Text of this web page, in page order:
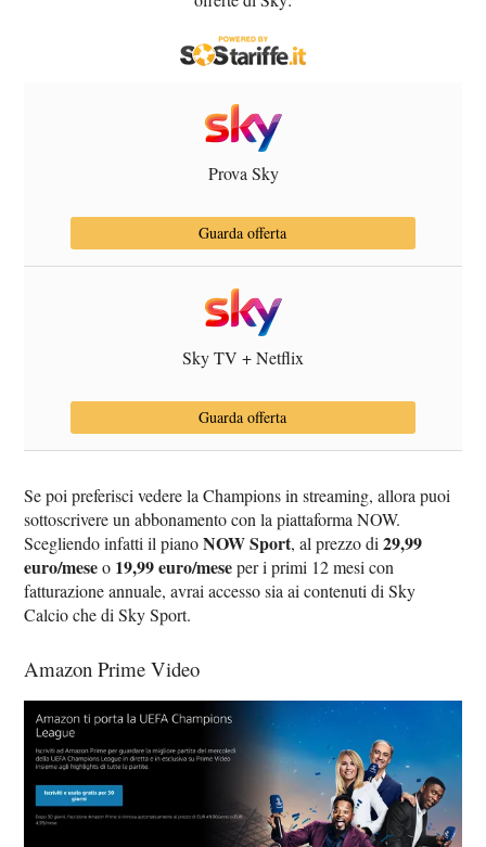
Prova Sky
Guarda offerta
Sky TV + Netflix
Guarda offerta
Se poi preferisci vedere la Champions in streaming, allora puoi
sottoscrivere un abbonamento con la piattaforma NOW.
Scegliendo infatti il pianoNOW Sport, al prezzo di29,99
euro/meseo 19,99 euro/meseper i primi 12 mesi con
fatturazione annuale, avrai accesso sia ai contenuti di Sky
Calcio che di Sky Sport.
Amazon Prime Video